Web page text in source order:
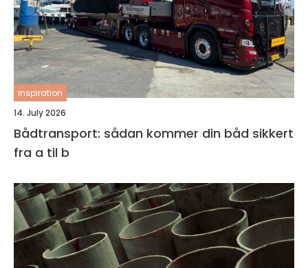
inspiration
14. July 2026
Bådtransport: sådan kommer din båd sikkert
fra a til b